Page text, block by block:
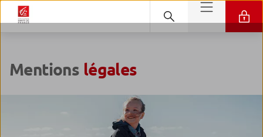
Mentions légales